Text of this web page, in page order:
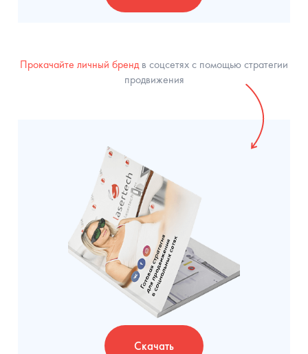
Прокачайте личный брендв соцсетях с помощью стратегии
продвижения
Скачать